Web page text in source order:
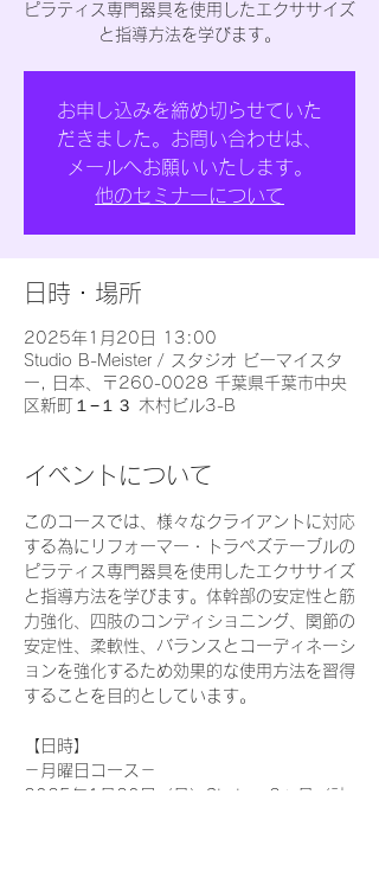
ピラティス専門器具を使用したエクササイズ
と指導方法を学びます。
お申し込みを締め切らせていた
だきました。お問い合わせは、
メールへお願いいたします。
他のセミナーについて
日時・場所
2025年1月20日 13:00
Studio B-Meister / スタジオ ビーマイスタ
ー, 日本、〒260-0028 千葉県千葉市中央
区新町１−１３ 木村ビル3-B
イベントについて
このコースでは、様々なクライアントに対応
する為にリフォーマー・トラペズテーブルの
ピラティス専門器具を使用したエクササイズ
と指導方法を学びます。体幹部の安定性と筋
力強化、四肢のコンディショニング、関節の
安定性、柔軟性、バランスとコーディネーシ
ョンを強化するため効果的な使用方法を習得
することを目的としています。
【日時】
－月曜日コース－
2025年1月20日（月）Start － 2ヶ月（計